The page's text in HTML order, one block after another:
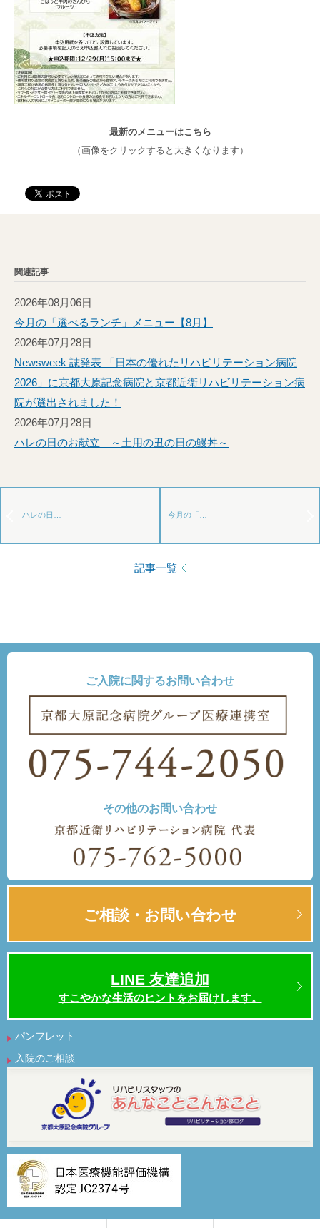
最新のメニューはこちら
（画像をクリックすると大きくなります）
関連記事
2026年08月06日
今月の「選べるランチ」メニュー【8月】
2026年07月28日
Newsweek 誌発表 「日本の優れたリハビリテーション病院
2026」に京都大原記念病院と京都近衛リハビリテーション病
院が選出されました！
2026年07月28日
ハレの日のお献立 ～土用の丑の日の鰻丼～
ハレの日… 今月の「…
記事一覧
ご入院に関するお問い合わせ
その他のお問い合わせ
ご相談・お問い合わせ
LINE 友達追加
すこやかな生活のヒントをお届けします。
パンフレット
入院のご相談